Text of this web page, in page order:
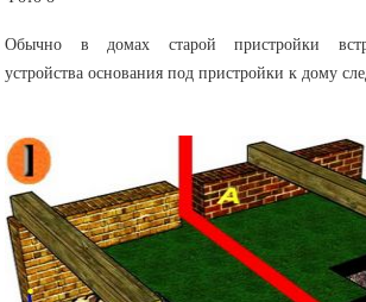
Обычно в домах старой пристройки
устройства основания под пристройки к дому